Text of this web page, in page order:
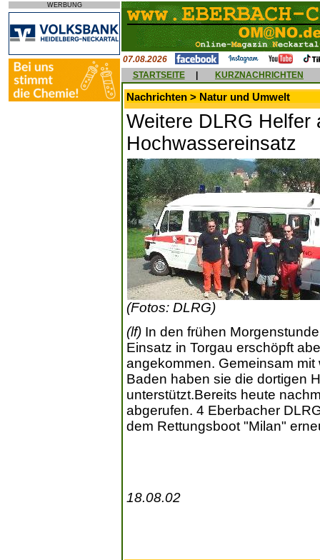
WERBUNG
07.08.2026
STARTSEITE
KURZNACHRICHTEN
Nachrichten > Natur und Umwelt
Weitere DLRG Helfer
Hochwassereinsatz
(Fotos: DLRG)
(lf) In den frühen
Einsatz in Torgau erschöpft
angekommen. Gemeinsam
Baden haben sie die dortigen
unterstützt.Bereits heute
abgerufen. 4 Eberbacher
dem Rettungsboot "Milan"
18.08.02